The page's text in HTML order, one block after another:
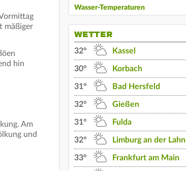
mäßiger
hin
Am
und
Wasser-Temperaturen
WETTER
32° Kassel
30° Korbach
31° Bad Hersfeld
32° Gießen
31° Fulda
32° Limburg an der Lahn
33° Frankfurt am Main